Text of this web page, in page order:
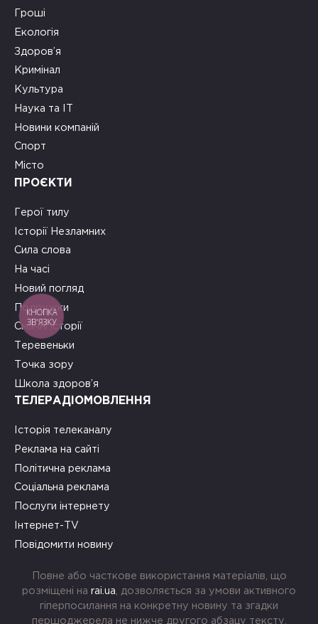
Гроші
Екологія
Здоров’я
Кримінал
Культура
Наука та ІТ
Новини компаній
Спорт
Місто
ПРОЄКТИ
Герої тилу
Історії Незламних
Сила слова
На часі
Новий погляд
Подружки
Смачні історії
Теревеньки
Точка зору
Школа здоров’я
ТЕЛЕРАДІОМОВЛЕННЯ
Історія телеканалу
Реклама на сайті
Політична реклама
Соціальна реклама
Послуги інтернету
Інтернет-TV
Повідомити новину
Повне або часткове використання матеріалів, що
розміщені на rai.ua , дозволяється за умови активного
гіперпосилання на конкретну новину та згадки
першоджерела не нижче другого абзацу тексту.
КНОПКА
ЗВ'ЯЗКУ